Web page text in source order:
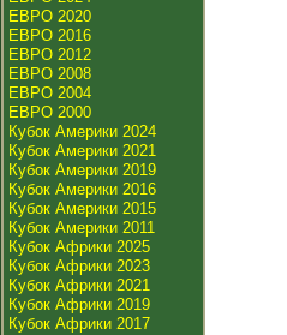
ЕВРО 2020
ЕВРО 2016
ЕВРО 2012
ЕВРО 2008
ЕВРО 2004
ЕВРО 2000
Кубок Америки 2024
Кубок Америки 2021
Кубок Америки 2019
Кубок Америки 2016
Кубок Америки 2015
Кубок Америки 2011
Кубок Африки 2025
Кубок Африки 2023
Кубок Африки 2021
Кубок Африки 2019
Кубок Африки 2017